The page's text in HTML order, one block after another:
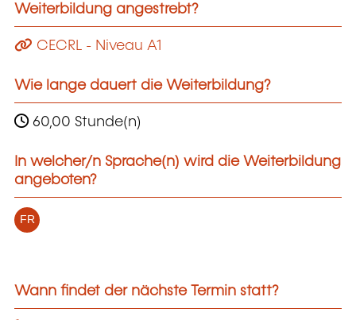
Weiterbildung angestrebt?
CECRL - Niveau A1
Wie lange dauert die Weiterbildung?
60,00 Stunde(n)
In welcher/n Sprache(n) wird die Weiterbildung
angeboten?
FR
Wann findet der nächste Termin statt?